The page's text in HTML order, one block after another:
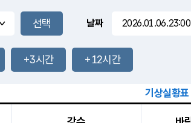
-mm
-mm
장
24.9℃
0.0m/s
-mm
날짜
+3시간 +12시간
기상실황표